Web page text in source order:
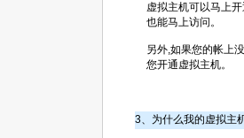
虚拟主机可以马上
也能马上访问。
另外,如果您的帐上
您开通虚拟主机。
3、为什么我的虚拟主